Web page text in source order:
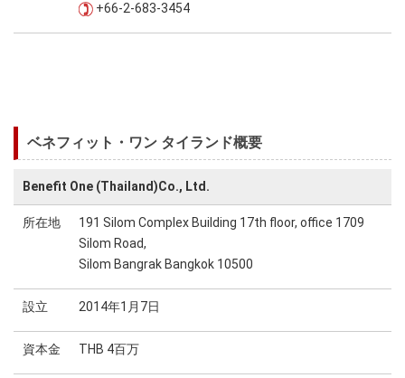
+66-2-683-3454
ベネフィット・ワン タイランド概要
Benefit One (Thailand)Co., Ltd.
所在地
191 Silom Complex Building 17th floor, office 1709
Silom Road,
Silom Bangrak Bangkok 10500
設立 2014年1月7日
資本金 THB 4百万